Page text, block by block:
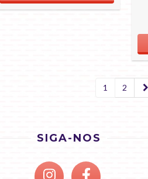
1 2
SIGA-NOS